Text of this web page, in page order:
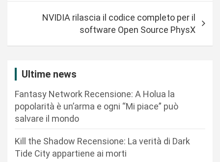
a
NVIDIA rilascia il codice completo per il
software Open Source PhysX
Ultime news
Fantasy Network Recensione: A Holua la
popolarità è un’arma e ogni “Mi piace” può
salvare il mondo
Kill the Shadow Recensione: La verità di Dark
Tide City appartiene ai morti